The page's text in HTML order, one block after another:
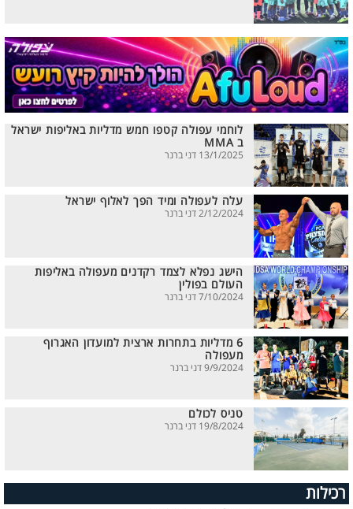
לוחמי עפולה קטפו חמש מדליות באליפות ישראל
ב MMA
13/1/2025 דני ברנר
עלה לעפולה ומיד הפך לאלוף ישראל
2/12/2024 דני ברנר
הישג נפלא לצמד רקדנים מעפולה באליפות
העולם בפולין
7/10/2024 דני ברנר
6 מדליות בתחרות ארצית למועדון האגרוף
מעפולה
9/9/2024 דני ברנר
טניס לכולם
19/8/2024 דני ברנר
רכילות